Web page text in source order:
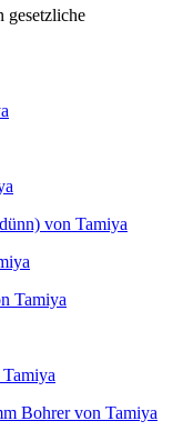
gesetzliche
von Tamiya
Tamiya
Bohrer von Tamiya